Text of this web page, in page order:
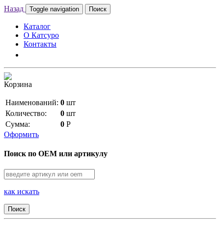
Назад Toggle navigation Поиск
Каталог
О Катсуро
Контакты
Корзина
Наименований: 0 шт
Количество:
0 шт
Сумма:
0 Р
Оформить
Поиск по OEM или артикулу
как искать
Поиск